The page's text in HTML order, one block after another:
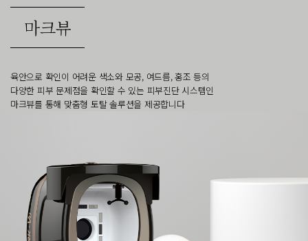
마크뷰
육안으로 확인이 어려운 색소와 모공, 여드름, 홍조 등의
다양한 피부 문제점을 확인할 수 있는 피부진단 시스템인
마크뷰를 통해 맞춤형 토탈 솔루션을 제공합니다